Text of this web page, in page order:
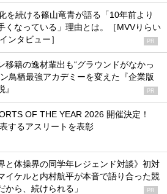
を続ける篠山竜青が語る「10年前より
くなっている」理由とは。［MVVりらい
ンタビュー］
PR
移籍の逸材輩出も“グラウンドがなかっ
鳥栖最強アカデミーを変えた『企業版
』
PR
OF THE YEAR 2026 開催決定！
するアスリートを表彰
と体操界の同学年レジェンド対談》初対
イケルと内村航平が本音で語り合った競
から、続けられる」
PR